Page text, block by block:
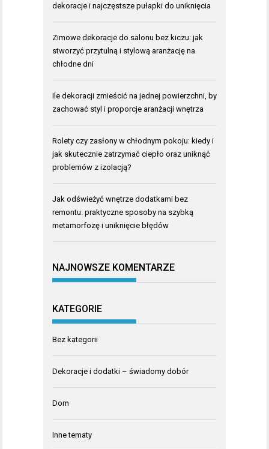
dekoracje i najczęstsze pułapki do uniknięcia
Zimowe dekoracje do salonu bez kiczu: jak
stworzyć przytulną i stylową aranżację na
chłodne dni
Ile dekoracji zmieścić na jednej powierzchni, by
zachować styl i proporcje aranżacji wnętrza
Rolety czy zasłony w chłodnym pokoju: kiedy i
jak skutecznie zatrzymać ciepło oraz uniknąć
problemów z izolacją?
Jak odświeżyć wnętrze dodatkami bez
remontu: praktyczne sposoby na szybką
metamorfozę i uniknięcie błędów
NAJNOWSZE KOMENTARZE
KATEGORIE
Bez kategorii
Dekoracje i dodatki – świadomy dobór
Dom
Inne tematy